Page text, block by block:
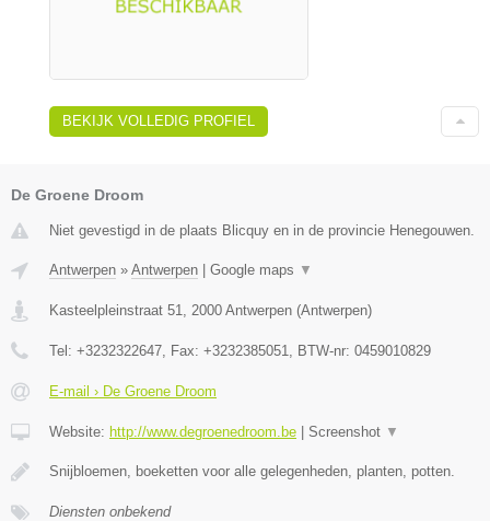
BEKIJK VOLLEDIG PROFIEL
De Groene Droom
Niet gevestigd in de plaats Blicquy en in de provincie Henegouwen.
Antwerpen » Antwerpen Google maps ▼
Kasteelpleinstraat 51, 2000 Antwerpen (Antwerpen)
Tel: +3232322647, Fax: +3232385051, BTW-nr: 0459010829
E-mail › De Groene Droom
Website: http://www.degroenedroom.be Screenshot ▼
Snijbloemen, boeketten voor alle gelegenheden, planten, potten.
Diensten onbekend